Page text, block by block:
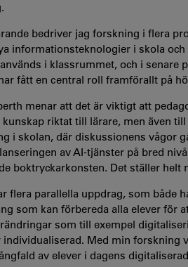
bedriver jag forskning i flera
informationsteknologier i skola
i klassrummet, och i
fått en central roll framförallt på
menar att det är viktigt att
riktat till lärare, men även
i skolan, där diskussionens vågor
av AI-tjänster på bred
boktryckarkonsten. Det ställer helt
flera parallella uppdrag, som både
som kan förbereda alla elever för
som till exempel
individualiserad. Med min forskning
av elever i dagens